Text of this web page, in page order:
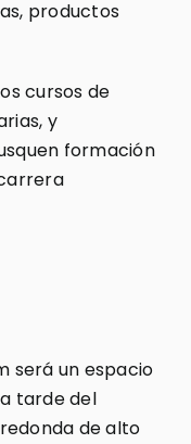
productos
cursos de
y
formación
será un espacio
tarde del
de alto